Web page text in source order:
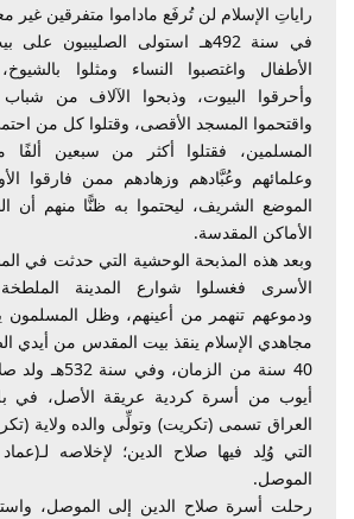
راياتِ الإسلام لن تُرفَع ماداموا متفرقين غير
في سنة 492هـ استولى الصليبيون
الأطفال واغتصبوا النساء ومثلوا
وأحرقوا البيوت، وذبحوا الآلاف من شباب
واقتحموا المسجد الأقصى، وقتلوا كل من
المسلمين، فقتلوا أكثر من سبعين ألفًا
وعلمائهم وعُبَّادهم وزهادهم ممن فارقوا
الموضع الشريف، ليحتموا به ظنًّا منهم أن
الأماكن المقدسة.
وبعد هذه المذبحة الوحشية التي حدثت في
الأسرى فغسلوا شوارع المدينة
ودموعهم تنهمر من أعينهم، وظل المسلمون
مجاهدي الإسلام ينقذ بيت المقدس من أيدي
40 سنة من
أيوب من أسرة كردية عريقة الأصل، في
العراق تسمى (تكريت) وتولِّى والده ولاية
التي وُلِد فيها صلاح الدين؛ لإخلاصه
الموصل.
رحلت أسرة صلاح الدين إلى الموصل،